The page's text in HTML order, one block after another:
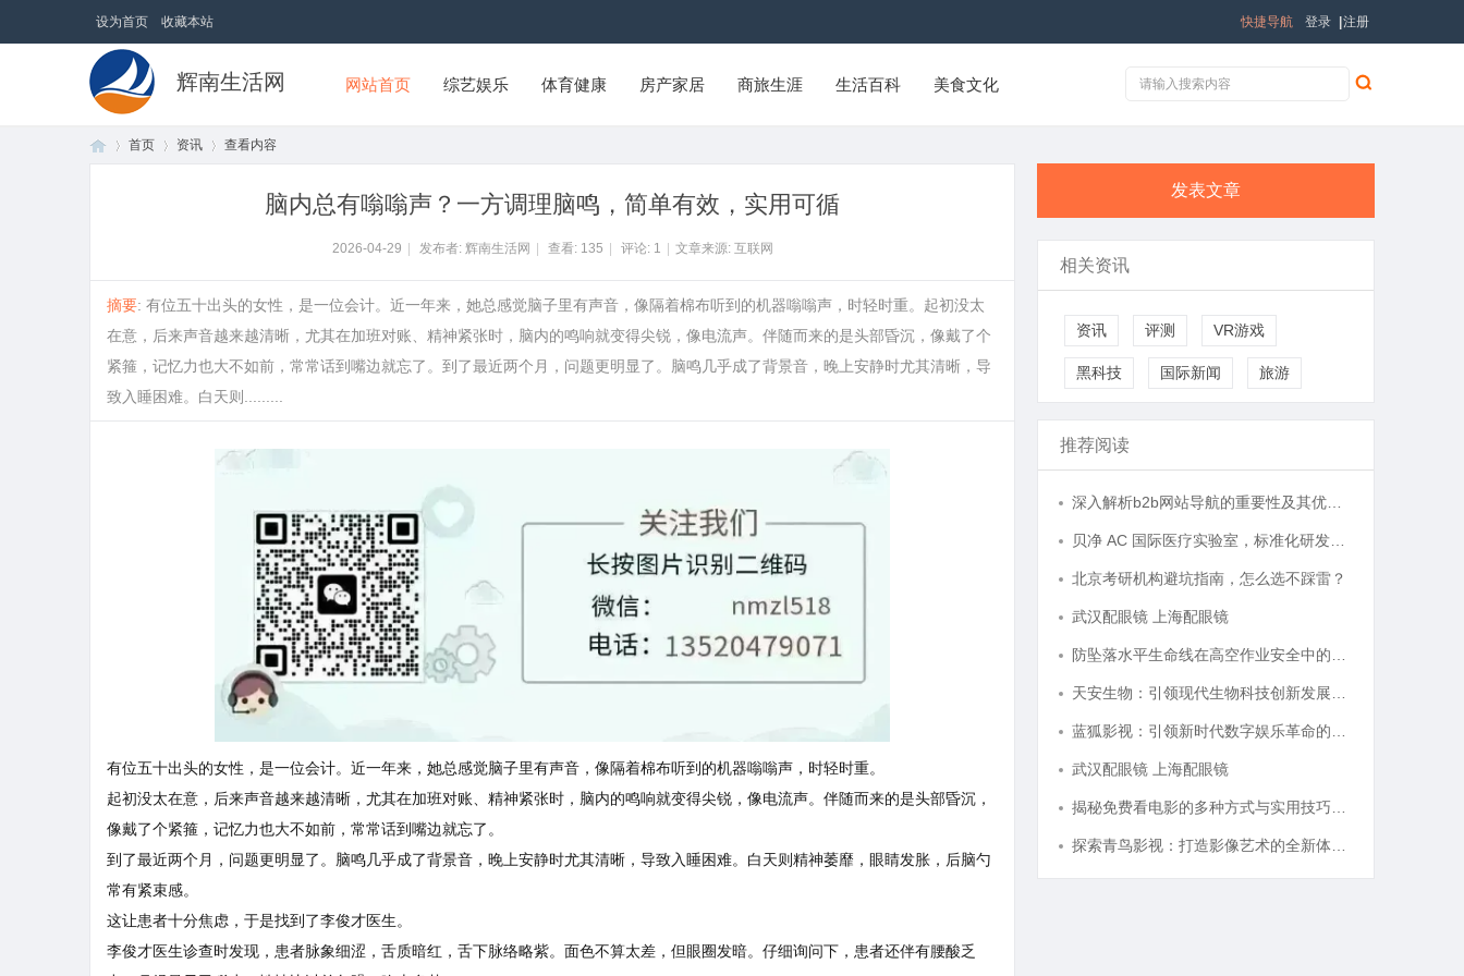
设为首页 收藏本站 登录 注册
快捷导航
辉南生活网 网站首页 综艺娱乐 体育健康 房产家居 商旅生涯 生活百科 美食文化
首页 资讯 查看内容
脑内总有嗡嗡声？一方调理脑鸣，简单有效，实用可循
2026-04-29 发布者: 辉南生活网 查看: 135 评论: 1 文章来源: 互联网
摘要: 有位五十出头的女性，是一位会计。近一年来，她总感觉脑子里有声音，像隔着棉布听到的机器嗡嗡声，时轻时重。起初没太
在意，后来声音越来越清晰，尤其在加班对账、精神紧张时，脑内的鸣响就变得尖锐，像电流声。伴随而来的是头部昏沉，像戴了个
紧箍，记忆力也大不如前，常常话到嘴边就忘了。到了最近两个月，问题更明显了。脑鸣几乎成了背景音，晚上安静时尤其清晰，导
致入睡困难。白天则.........
有位五十出头的女性，是一位会计。近一年来，她总感觉脑子里有声音，像隔着棉布听到的机器嗡嗡声，时轻时重。
起初没太在意，后来声音越来越清晰，尤其在加班对账、精神紧张时，脑内的鸣响就变得尖锐，像电流声。伴随而来的是头部昏沉，
像戴了个紧箍，记忆力也大不如前，常常话到嘴边就忘了。
到了最近两个月，问题更明显了。脑鸣几乎成了背景音，晚上安静时尤其清晰，导致入睡困难。白天则精神萎靡，眼睛发胀，后脑勺
常有紧束感。
这让患者十分焦虑，于是找到了李俊才医生。
李俊才医生诊查时发现，患者脉象细涩，舌质暗红，舌下脉络略紫。面色不算太差，但眼圈发暗。仔细询问下，患者还伴有腰酸乏
发表文章
相关资讯
资讯 评测 VR游戏
黑科技 国际新闻 旅游
推荐阅读
北京考研机构避坑指南，怎么选不踩雷？
武汉配眼镜 上海配眼镜
武汉配眼镜 上海配眼镜